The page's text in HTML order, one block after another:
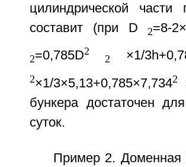
цилиндрической
составит (при D 2=8-
2=0,785D2
2 ×1/
2×1/3×5,13+0,785×7,7342
бункера достаточен
суток.
Пример 2.